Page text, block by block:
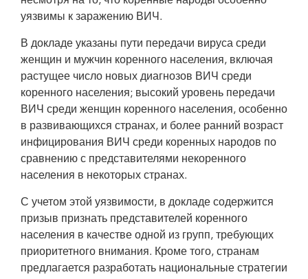
уязвимы к заражению ВИЧ.
В докладе указаны пути передачи вируса среди
женщин и мужчин коренного населения, включая
растущее число новых диагнозов ВИЧ среди
коренного населения; высокий уровень передачи
ВИЧ среди женщин коренного населения, особенно
в развивающихся странах, и более ранний возраст
инфицирования ВИЧ среди коренных народов по
сравнению с представителями некоренного
населения в некоторых странах.
С учетом этой уязвимости, в докладе содержится
призыв признать представителей коренного
населения в качестве одной из групп, требующих
приоритетного внимания. Кроме того, странам
предлагается разработать национальные стратегии